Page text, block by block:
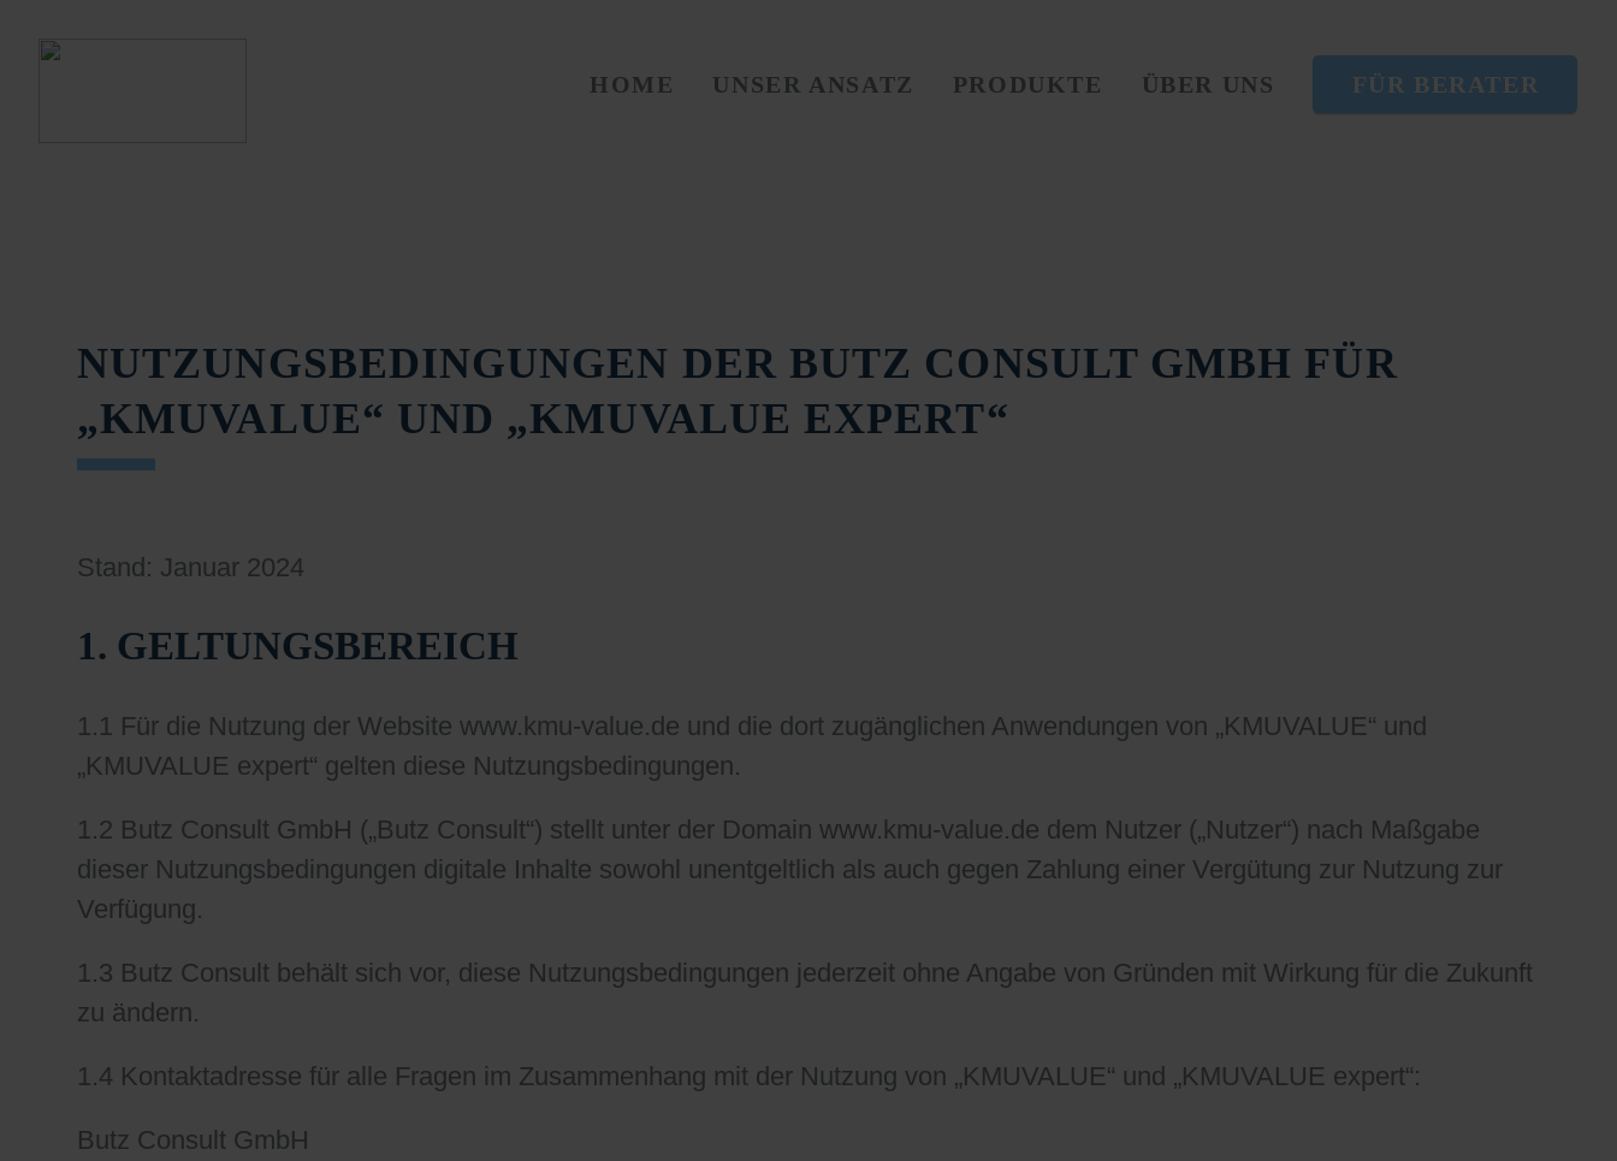
HOME UNSER ANSATZ PRODUKTE ÜBER UNS FÜR BERATER
NUTZUNGSBEDINGUNGEN DER BUTZ CONSULT GMBH FÜR
„KMUVALUE“ UND „KMUVALUE EXPERT“
Stand: Januar 2024
1. GELTUNGSBEREICH
1.1 Für die Nutzung der Website www.kmu-value.de und die dort zugänglichen Anwendungen von „KMUVALUE“ und
„KMUVALUE expert“ gelten diese Nutzungsbedingungen.
1.2 Butz Consult GmbH („Butz Consult“) stellt unter der Domain www.kmu-value.de dem Nutzer („Nutzer“) nach Maßgabe
dieser Nutzungsbedingungen digitale Inhalte sowohl unentgeltlich als auch gegen Zahlung einer Vergütung zur Nutzung zur
Verfügung.
1.3 Butz Consult behält sich vor, diese Nutzungsbedingungen jederzeit ohne Angabe von Gründen mit Wirkung für die Zukunft
zu ändern.
1.4 Kontaktadresse für alle Fragen im Zusammenhang mit der Nutzung von „KMUVALUE“ und „KMUVALUE expert“:
Butz Consult GmbH